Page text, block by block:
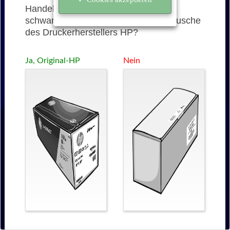
Handelt es sich bei der 43X (C8543X
schwarz) um eine originale Tonerkartusche
des Druckerherstellers HP?
Ja, Original-HP Nein